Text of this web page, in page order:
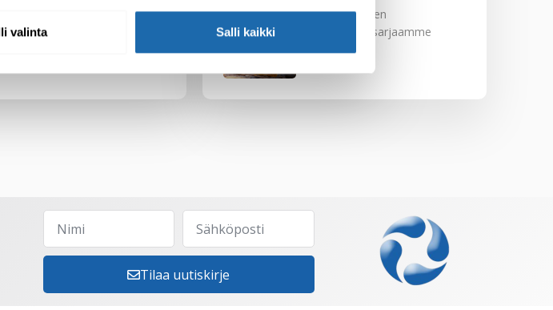
valinta Salli kaikki
Tutustu uuteen
kengänhoitosarjaamme
Tilaa uutiskirje